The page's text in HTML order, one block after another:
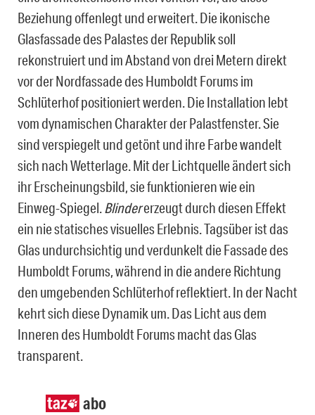
Beziehung offenlegt und erweitert. Die ikonische
Glasfassade des Palastes der Republik soll
rekonstruiert und im Abstand von drei Metern direkt
vor der Nordfassade des Humboldt Forums im
Schlüterhof positioniert werden. Die Installation lebt
vom dynamischen Charakter der Palastfenster. Sie
sind verspiegelt und getönt und ihre Farbe wandelt
sich nach Wetterlage. Mit der Lichtquelle ändert sich
ihr Erscheinungsbild, sie funktionieren wie ein
Einweg-Spiegel.Blindererzeugt durch diesen Effekt
ein nie statisches visuelles Erlebnis. Tagsüber ist das
Glas undurchsichtig und verdunkelt die Fassade des
Humboldt Forums, während in die andere Richtung
den umgebenden Schlüterhof reflektiert. In der Nacht
kehrt sich diese Dynamik um. Das Licht aus dem
Inneren des Humboldt Forums macht das Glas
transparent.
abo